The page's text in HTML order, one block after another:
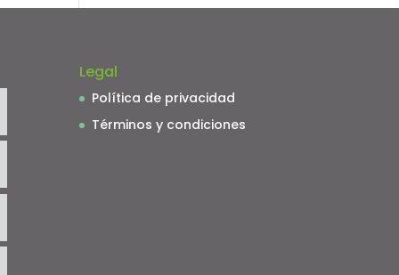
Legal
Política de privacidad
Términos y condiciones